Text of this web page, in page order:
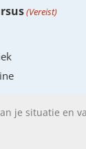
(Vereist)